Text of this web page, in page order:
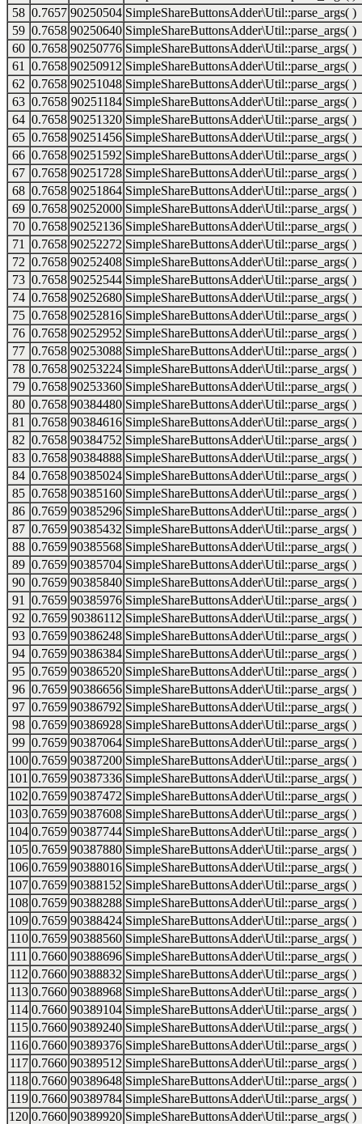
58 0.7657 90250504 SimpleShareButtonsAdder\Util::parse_args( )
59 0.7658 90250640 SimpleShareButtonsAdder\Util::parse_args( )
60 0.7658 90250776 SimpleShareButtonsAdder\Util::parse_args( )
61
0.7658 90250912 SimpleShareButtonsAdder\Util::parse_args( )
62 0.7658 90251048 SimpleShareButtonsAdder\Util::parse_args( )
63 0.7658 90251184 SimpleShareButtonsAdder\Util::parse_args( )
64 0.7658 90251320 SimpleShareButtonsAdder\Util::parse_args( )
65 0.7658 90251456 SimpleShareButtonsAdder\Util::parse_args( )
66 0.7658 90251592 SimpleShareButtonsAdder\Util::parse_args( )
67 0.7658 90251728 SimpleShareButtonsAdder\Util::parse_args( )
68 0.7658 90251864 SimpleShareButtonsAdder\Util::parse_args( )
69 0.7658 90252000 SimpleShareButtonsAdder\Util::parse_args( )
70 0.7658 90252136 SimpleShareButtonsAdder\Util::parse_args( )
71
0.7658 90252272 SimpleShareButtonsAdder\Util::parse_args( )
72 0.7658 90252408 SimpleShareButtonsAdder\Util::parse_args( )
73 0.7658 90252544 SimpleShareButtonsAdder\Util::parse_args( )
74 0.7658 90252680 SimpleShareButtonsAdder\Util::parse_args( )
75 0.7658 90252816 SimpleShareButtonsAdder\Util::parse_args( )
76 0.7658 90252952 SimpleShareButtonsAdder\Util::parse_args( )
77 0.7658 90253088 SimpleShareButtonsAdder\Util::parse_args( )
78 0.7658 90253224 SimpleShareButtonsAdder\Util::parse_args( )
79 0.7658 90253360 SimpleShareButtonsAdder\Util::parse_args( )
80 0.7658 90384480 SimpleShareButtonsAdder\Util::parse_args( )
81
0.7658 90384616 SimpleShareButtonsAdder\Util::parse_args( )
82 0.7658 90384752 SimpleShareButtonsAdder\Util::parse_args( )
83 0.7658 90384888 SimpleShareButtonsAdder\Util::parse_args( )
84 0.7658 90385024 SimpleShareButtonsAdder\Util::parse_args( )
85 0.7658 90385160 SimpleShareButtonsAdder\Util::parse_args( )
86 0.7659 90385296 SimpleShareButtonsAdder\Util::parse_args( )
87 0.7659 90385432 SimpleShareButtonsAdder\Util::parse_args( )
88 0.7659 90385568 SimpleShareButtonsAdder\Util::parse_args( )
89 0.7659 90385704 SimpleShareButtonsAdder\Util::parse_args( )
90 0.7659 90385840 SimpleShareButtonsAdder\Util::parse_args( )
91
0.7659 90385976 SimpleShareButtonsAdder\Util::parse_args( )
92 0.7659 90386112 SimpleShareButtonsAdder\Util::parse_args( )
93 0.7659 90386248 SimpleShareButtonsAdder\Util::parse_args( )
94 0.7659 90386384 SimpleShareButtonsAdder\Util::parse_args( )
95 0.7659 90386520 SimpleShareButtonsAdder\Util::parse_args( )
96 0.7659 90386656 SimpleShareButtonsAdder\Util::parse_args( )
97 0.7659 90386792 SimpleShareButtonsAdder\Util::parse_args( )
98 0.7659 90386928 SimpleShareButtonsAdder\Util::parse_args( )
99 0.7659 90387064 SimpleShareButtonsAdder\Util::parse_args( )
100 0.7659 90387200 SimpleShareButtonsAdder\Util::parse_args( )
101 0.7659 90387336 SimpleShareButtonsAdder\Util::parse_args( )
102 0.7659 90387472 SimpleShareButtonsAdder\Util::parse_args( )
103 0.7659 90387608 SimpleShareButtonsAdder\Util::parse_args( )
104 0.7659 90387744 SimpleShareButtonsAdder\Util::parse_args( )
105 0.7659 90387880 SimpleShareButtonsAdder\Util::parse_args( )
106 0.7659 90388016 SimpleShareButtonsAdder\Util::parse_args( )
107 0.7659 90388152 SimpleShareButtonsAdder\Util::parse_args( )
108 0.7659 90388288 SimpleShareButtonsAdder\Util::parse_args( )
109 0.7659 90388424 SimpleShareButtonsAdder\Util::parse_args( )
110 0.7659 90388560 SimpleShareButtonsAdder\Util::parse_args( )
111 0.7660 90388696 SimpleShareButtonsAdder\Util::parse_args( )
112 0.7660 90388832 SimpleShareButtonsAdder\Util::parse_args( )
113 0.7660 90388968 SimpleShareButtonsAdder\Util::parse_args( )
114 0.7660 90389104 SimpleShareButtonsAdder\Util::parse_args( )
115 0.7660 90389240 SimpleShareButtonsAdder\Util::parse_args( )
116 0.7660 90389376 SimpleShareButtonsAdder\Util::parse_args( )
117 0.7660 90389512 SimpleShareButtonsAdder\Util::parse_args( )
118 0.7660 90389648 SimpleShareButtonsAdder\Util::parse_args( )
119 0.7660 90389784 SimpleShareButtonsAdder\Util::parse_args( )
120 0.7660 90389920 SimpleShareButtonsAdder\Util::parse_args( )